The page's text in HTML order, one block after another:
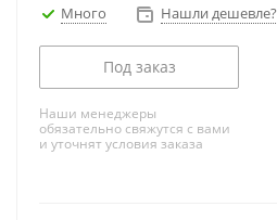
Много Нашли
Под заказ
Наши менеджеры
обязательно свяжутся с вами
и уточнят условия заказа